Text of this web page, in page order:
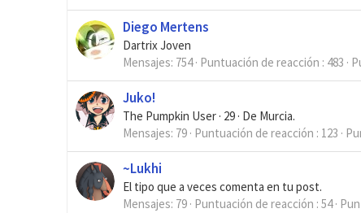
Diego Mertens
Dartrix Joven
Mensajes 754 Puntuación de reacción 483
Juko!
The Pumpkin User · 29 · De Murcia.
Mensajes 79 Puntuación de reacción 123
~Lukhi
El tipo que a veces comenta en tu post.
Mensajes 79 Puntuación de reacción 54